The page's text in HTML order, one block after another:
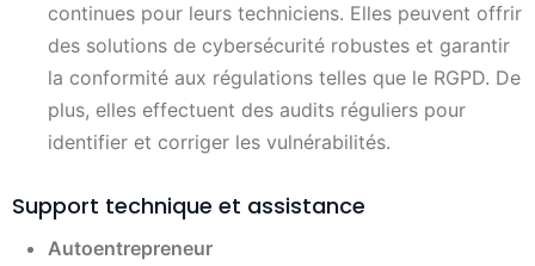
continues pour leurs techniciens. Elles peuvent offrir
des solutions de cybersécurité robustes et garantir
la conformité aux régulations telles que le RGPD. De
plus, elles effectuent des audits réguliers pour
identifier et corriger les vulnérabilités.
Support technique et assistance
Autoentrepreneur